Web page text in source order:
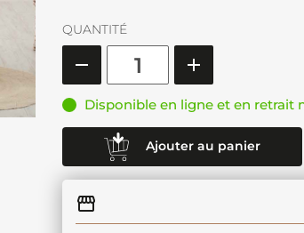
QUANTITÉ
Disponible en ligne et en retrait
Ajouter au panier